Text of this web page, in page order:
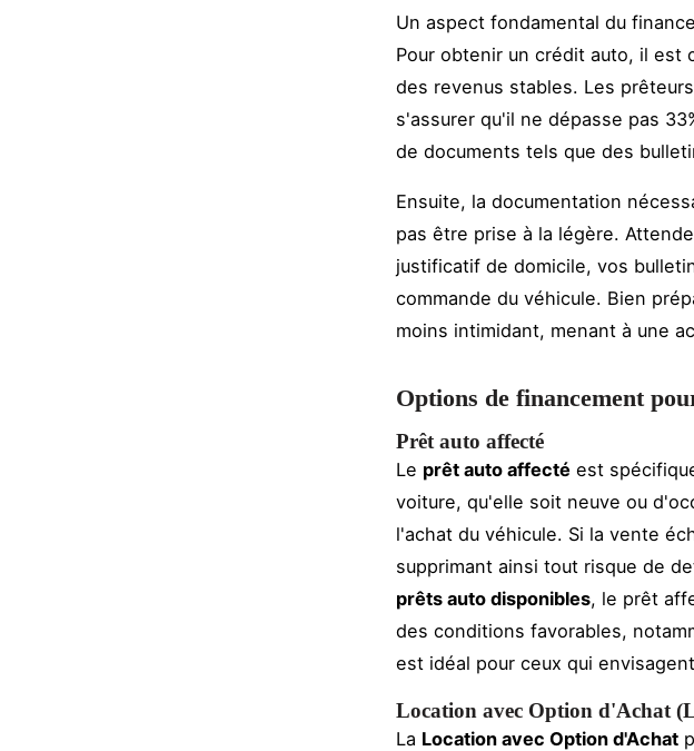
Un aspect fondamental du
Pour obtenir un crédit auto, il est
des revenus stables. Les
s'assurer qu'il ne dépasse pas
de documents tels que des
Ensuite, la documentation
pas être prise à la légère.
justificatif de domicile, vos
commande du véhicule. Bien
moins intimidant, menant à une
Options de financement
Prêt auto affecté
Le prêt auto affecté est
voiture, qu'elle soit neuve ou
l'achat du véhicule. Si la vente
supprimant ainsi tout risque de
prêts auto disponibles, le prêt
des conditions favorables,
est idéal pour ceux qui
Location avec Option d'Achat
La Location avec Option d'Achat